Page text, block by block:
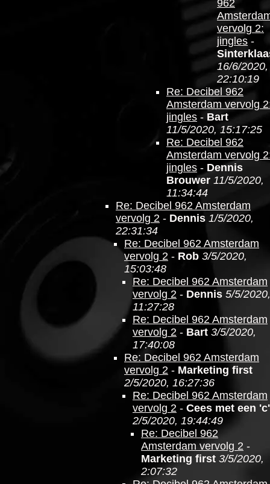
962
vervolg 2:
jingles -
16/6/2020,
22:10:19
Re: Decibel 962
Amsterdam vervolg
jingles - Bart
11/5/2020, 15:17:25
Re: Decibel 962
Amsterdam vervolg
jingles - Dennis
Brouwer 11/5/2020,
11:34:44
Re: Decibel 962 Amsterdam
vervolg 2 - Dennis 1/5/2020,
22:31:34
Re: Decibel 962 Amsterdam
vervolg 2 - Rob 3/5/2020,
15:03:48
Re: Decibel 962 Amsterdam
vervolg 2 - Dennis 5/5/2020,
11:27:28
Re: Decibel 962 Amsterdam
vervolg 2 - Bart 3/5/2020,
17:40:08
Re: Decibel 962 Amsterdam
vervolg 2 - Marketing first
2/5/2020, 16:27:36
Re: Decibel 962 Amsterdam
vervolg 2 - Cees met een 'c'
2/5/2020, 19:44:49
Re: Decibel 962
Amsterdam vervolg 2 -
Marketing first 3/5/2020,
2:07:32